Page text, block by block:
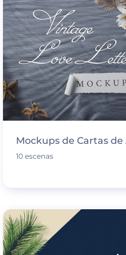
Mockups de Cartas
10 escenas